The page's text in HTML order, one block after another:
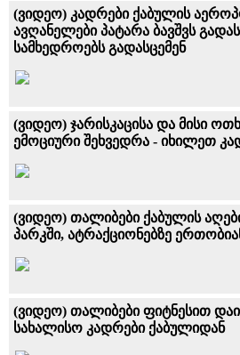
(ვიდეო) კადრები ქაბულის
ავღანელები პატარა ბავშვს
სამხედროებს გადასცემენ
(ვიდეო) ჯარისკაცისა და მისი
ემოციური შეხვედრა - იხილეთ
(ვიდეო) თალიბები ქაბულის
პარკში, ატრაქციონებზე
(ვიდეო) თალიბები ფიტნესით
სახალისო კადრები ქაბულიდან